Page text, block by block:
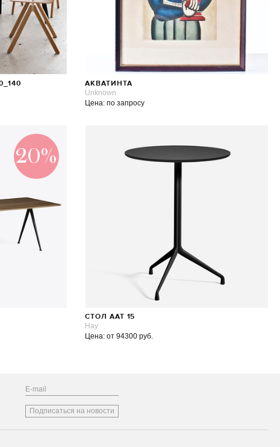
АКВАТИНТА
Unknown
Цена: по запросу
20%
СТОЛ AAT 15
Hay
Цена: от 94300 руб.
Подписаться на новости